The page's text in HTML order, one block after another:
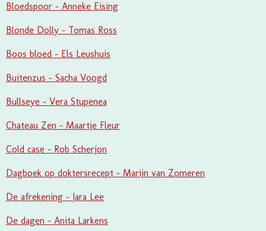
Bloedspoor - Anneke Eising
Blonde Dolly - Tomas Ross
Boos bloed - Els Leushuis
Buitenzus - Sacha Voogd
Bullseye - Vera Stupenea
Chateau Zen - Maartje Fleur
Cold case - Rob Scherjon
Dagboek op doktersrecept - Marijn van Zomeren
De afrekening - Jara Lee
De dagen - Anita Larkens